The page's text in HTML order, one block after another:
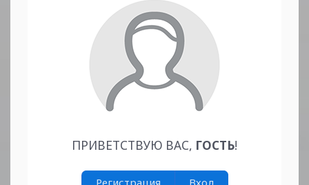
ПРИВЕТСТВУЮ ВАС, ГОСТЬ!
Регистрация Вход